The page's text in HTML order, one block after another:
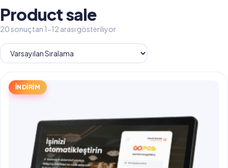
Product sale
20 sonuçtan 1-12 arası gösteriliyor
İNDİRİM